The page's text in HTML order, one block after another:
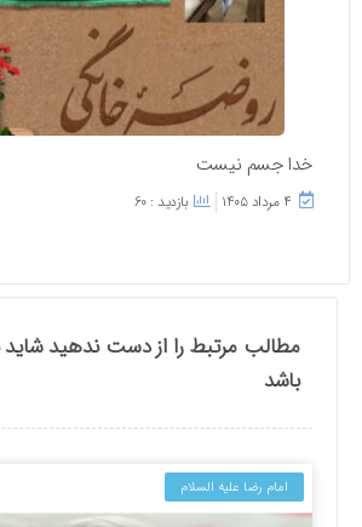
خدا جسم نیست
۴ مرداد ۱۴۰۵ بازدید : 60
مطالب مرتبط را از دست ندهید شاید
باشد
امام رضا علیه السلام